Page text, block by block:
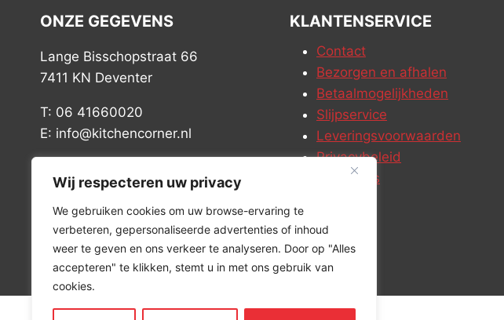
Wij respecteren uw privacy
We gebruiken cookies om uw browse-ervaring te
verbeteren, gepersonaliseerde advertenties of inhoud
weer te geven en ons verkeer te analyseren. Door op "Alles
accepteren" te klikken, stemt u in met ons gebruik van
cookies.
ONZE GEGEVENS
Lange Bisschopstraat 66
7411 KN Deventer
T: 06 41660020
E: info@kitchencorner.nl
BTW: NL868888989B01
KLANTENSERVICE
Contact
Bezorgen en afhalen
Betaalmogelijkheden
Slijpservice
Leveringsvoorwaarden
Privacybeleid
Vacatures